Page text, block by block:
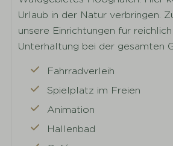
Urlaub in der Natur verbringen.
unsere Einrichtungen für
Unterhaltung bei der gesamten
Fahrradverleih
Spielplatz im Freien
Animation
Hallenbad